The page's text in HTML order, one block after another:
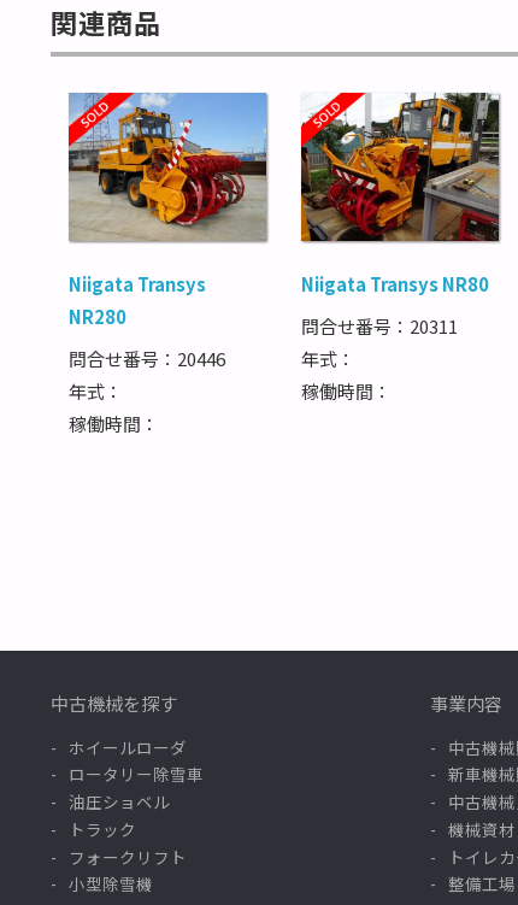
関連商品
Niigata Transys
NR280
問合せ番号：20446
年式：
稼働時間：
Niigata Transys NR80
問合せ番号：20311
年式：
稼働時間：
中古機械を探す
ホイールローダ
ロータリー除雪車
油圧ショベル
トラック
フォークリフト
小型除雪機
事業内容
中古機
新車機
中古機
機械資
トイレ
整備工場